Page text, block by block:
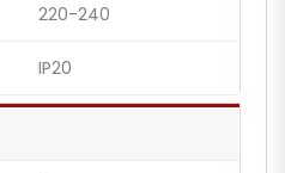
220-240
IP20